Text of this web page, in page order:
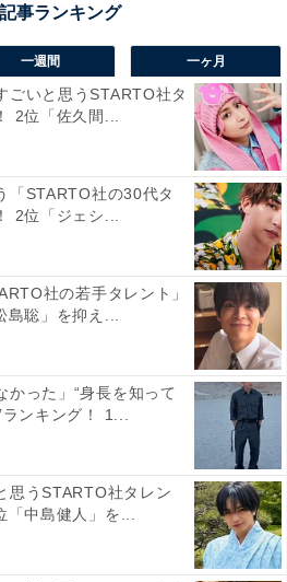
する商品をAmazonで見る
～Silent Truth～』／58票
一週間 一ヶ月
ごいと思うSTARTO社タ
2位「佐久間...
「STARTO社の30代タ
2位「ジェシ...
社の若手タレント」
聡」を抑え...
かった」“身長を知って
ンキング！ 1...
思うSTARTO社タレン
「中島健人」を...